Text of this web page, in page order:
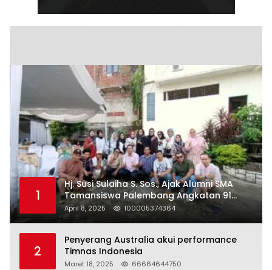
1
Hj. Susi Sulaiha S. Sos., Ajak Alumni SMA
Tamansiswa Palembang Angkatan 91
Halal Bihalal
April 8, 2025 100005374364
2
Penyerang Australia akui performance
Timnas Indonesia
Maret 18, 2025 66664644750